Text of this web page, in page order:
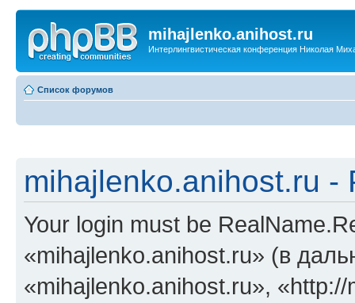
mihajlenko.anihost.ru
Интерлингвистическая конференция Николая
Список форумов
mihajlenko.anihost.ru -
Your login must be
«mihajlenko.anihost.ru» (в
«mihajlenko.anihost.ru»,